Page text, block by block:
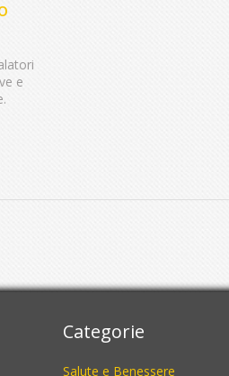
e
Categorie
Salute e Benessere